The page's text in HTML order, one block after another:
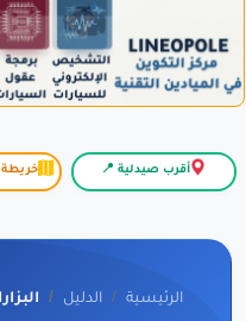
أقرب صيدلية 📍
الرئيسية الدليل